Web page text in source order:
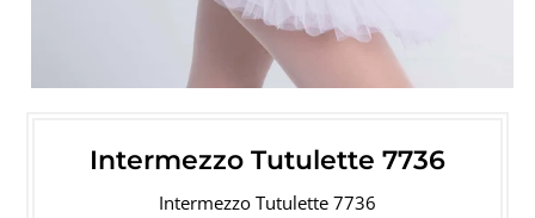
Intermezzo Tutulette 7736
Intermezzo Tutulette 7736